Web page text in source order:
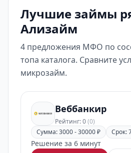
Лучшие займы
Ализайм
4 предложения МФО по
топа каталога. Сравните
микрозайм.
Веббанкир
Рейтинг: 0(0)
Сумма: 3000 - 30000 ₽ Срок:
Решение за 6 минут